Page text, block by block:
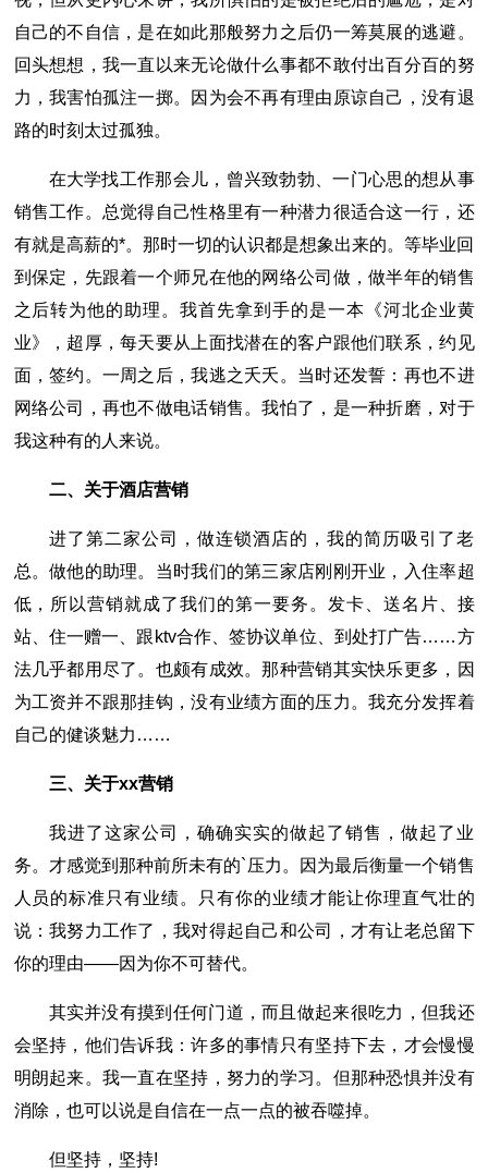
自己的不自信，是在如此那般努力之后仍一筹莫展的逃避。
回头想想，我一直以来无论做什么事都不敢付出百分百的努
力，我害怕孤注一掷。因为会不再有理由原谅自己，没有退
路的时刻太过孤独。
在大学找工作那会儿，曾兴致勃勃、一门心思的想从事
销售工作。总觉得自己性格里有一种潜力很适合这一行，还
有就是高薪的*。那时一切的认识都是想象出来的。等毕业回
到保定，先跟着一个师兄在他的网络公司做，做半年的销售
之后转为他的助理。我首先拿到手的是一本《河北企业黄
业》，超厚，每天要从上面找潜在的客户跟他们联系，约见
面，签约。一周之后，我逃之夭夭。当时还发誓：再也不进
网络公司，再也不做电话销售。我怕了，是一种折磨，对于
我这种有的人来说。
二、关于酒店营销
进了第二家公司，做连锁酒店的，我的简历吸引了老
总。做他的助理。当时我们的第三家店刚刚开业，入住率超
低，所以营销就成了我们的第一要务。发卡、送名片、接
站、住一赠一、跟ktv合作、签协议单位、到处打广告……方
法几乎都用尽了。也颇有成效。那种营销其实快乐更多，因
为工资并不跟那挂钩，没有业绩方面的压力。我充分发挥着
自己的健谈魅力……
三、关于xx营销
我进了这家公司，确确实实的做起了销售，做起了业
务。才感觉到那种前所未有的`压力。因为最后衡量一个销售
人员的标准只有业绩。只有你的业绩才能让你理直气壮的
说：我努力工作了，我对得起自己和公司，才有让老总留下
你的理由――因为你不可替代。
其实并没有摸到任何门道，而且做起来很吃力，但我还
会坚持，他们告诉我：许多的事情只有坚持下去，才会慢慢
明朗起来。我一直在坚持，努力的学习。但那种恐惧并没有
消除，也可以说是自信在一点一点的被吞噬掉。
但坚持，坚持!